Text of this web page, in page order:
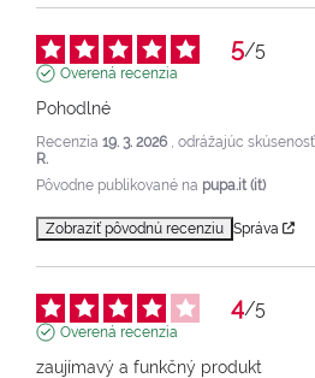
5/5
Overená recenzia
Pohodlné
Recenzia 19. 3. 2026 , odrážajúc
R.
Pôvodne publikované na pupa.it (it)
Zobraziť pôvodnú recenziu Správa
4/5
Overená recenzia
zaujímavý a funkčný produkt